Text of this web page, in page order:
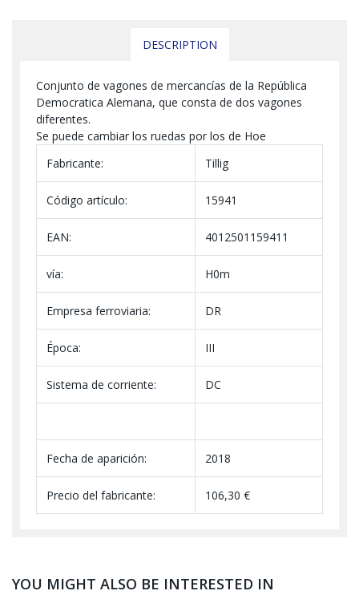
DESCRIPTION
Conjunto de vagones de mercancías de la República
Democratica Alemana, que consta de dos vagones
diferentes.
Se puede cambiar los ruedas por los de Hoe
Fabricante:
Tillig
Código artículo: 15941
EAN: 4012501159411
vía: H0m
Empresa ferroviaria: DR
Época: III
Sistema de corriente: DC
Fecha de aparición: 2018
Precio del fabricante: 106,30 €
YOU MIGHT ALSO BE INTERESTED IN